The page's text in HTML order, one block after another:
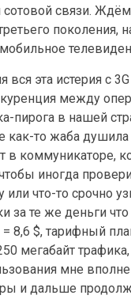
сотовой связи.
поколения,
эта истерия с
между
пирога в нашей
как-то жаба душила
в коммуникаторе,
иногда
или что-то срочно
за те же деньги
8,6 $, тарифный
мегабайт
мне вполне
и дальше